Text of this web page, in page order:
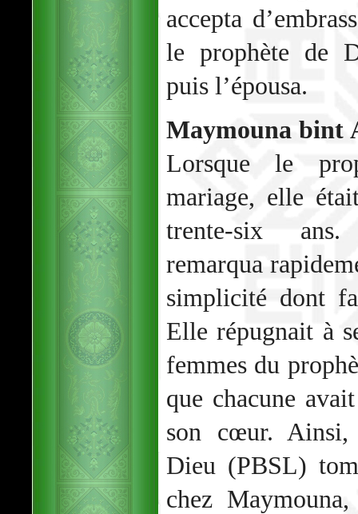
accepta
le prophète de
puis l’épousa.
Maymouna bint
Lorsque le
mariage, elle
trente-six
remarqua
simplicité dont
Elle répugnait à
femmes du
que chacune
son cœur. Ainsi,
Dieu (PBSL)
chez